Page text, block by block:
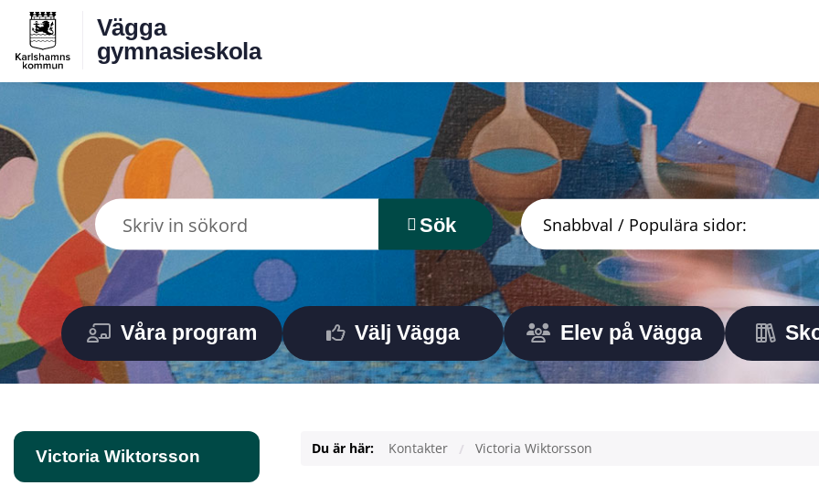
Vägga
gymnasieskola
Sök
Våra program Välj Vägga Elev på Vägga
Victoria Wiktorsson Du är här: Kontakter Victoria Wiktorsson